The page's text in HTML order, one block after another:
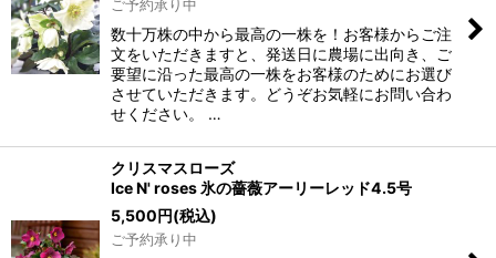
ご予約承り中
数十万株の中から最高の一株を！お客様からご注
文をいただきますと、発送日に農場に出向き、ご
要望に沿った最高の一株をお客様のためにお選び
させていただきます。どうぞお気軽にお問い合わ
せください。 …
クリスマスローズ
Ice N' roses 氷の薔薇アーリーレッド4.5号
5,500円(税込)
ご予約承り中